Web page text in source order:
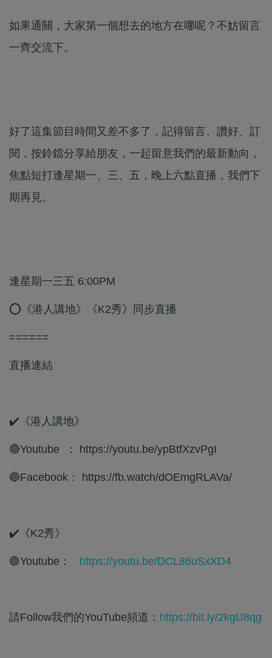
如果通關，大家第一個想去的地方在哪呢？不妨留言
一齊交流下。
好了這集節目時間又差不多了，記得留言、讚好、訂
閱，按鈴鐺分享給朋友，一起留意我們的最新動向，
焦點短打逢星期一、三、五，晚上六點直播，我們下
期再見。
逢星期一三五 6:00PM
⭕《港人講地》《K2秀》同步直播
======
直播連結
✔️《港人講地》
🔴Youtube ： https://youtu.be/ypBtfXzvPgI
🔵Facebook： https://fb.watch/dOEmgRLAVa/
✔️《K2秀》
🟢Youtube： https://youtu.be/DCL86uSxXD4
請Follow我們的YouTube頻道： https://bit.ly/2kgU8qg